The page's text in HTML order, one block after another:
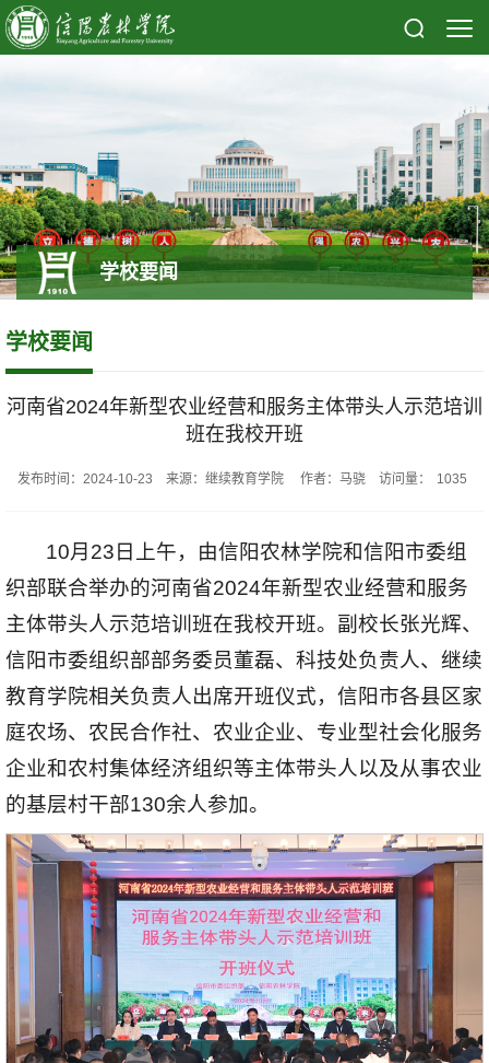
学校要闻
学校要闻
河南省2024年新型农业经营和服务主体带头人示范培训
班在我校开班
发布时间：2024-10-23 来源：继续教育学院 作者：马骁 访问量： 1035
10月23日上午，由信阳农林学院和信阳市委组
织部联合举办的河南省2024年新型农业经营和服务
主体带头人示范培训班在我校开班。副校长张光辉、
信阳市委组织部部务委员董磊、科技处负责人、继续
教育学院相关负责人出席开班仪式，信阳市各县区家
庭农场、农民合作社、农业企业、专业型社会化服务
企业和农村集体经济组织等主体带头人以及从事农业
的基层村干部130余人参加。